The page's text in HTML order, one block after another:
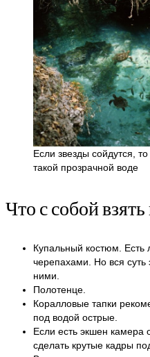
Если звезды сойдутся,
такой прозрачной воде
Что с собой
Купальный костюм. Есть
черепахами. Но вся суть
ними.
Полотенце.
Коралловые тапки
под водой острые.
Если есть экшен камера
сделать крутые кадры